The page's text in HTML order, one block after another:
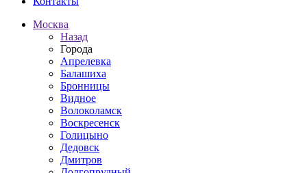
Москва
Назад
Города
Апрелевка
Балашиха
Бронницы
Видное
Волоколамск
Воскресенск
Голицыно
Дедовск
Дмитров